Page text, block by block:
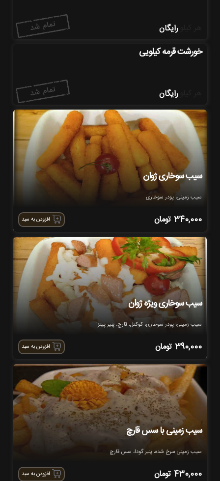
رایگان
خورشت قرمه کیلویی
رایگان
سیب سوخاری ژوان
سیب زمینی، پودر سوخاری
340,000 تومان افزودن به سبد
سیب سوخاری ویژه ژوان
سیب زمینی، پودر سوخاری، کوکتل، قارچ، پنیر پیتزا
390,000 تومان افزودن به سبد
سیب زمینی با سس قارچ
سیب زمینی سرخ شده، پنیر گودا، سس قارچ
430,000 تومان افزودن به سبد